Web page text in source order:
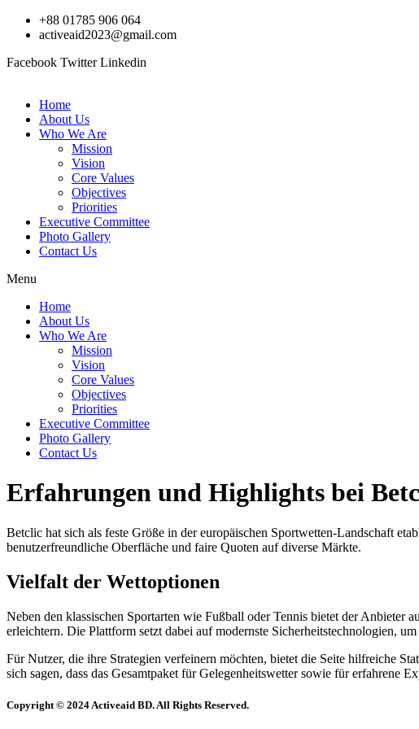
Skip
+88 01785 906 064
activeaid2023@gmail.com
Facebook Twitter Linkedin
Home
About Us
Who We Are
Mission
Vision
Core Values
Objectives
Priorities
Executive Committee
Photo Gallery
Contact Us
Menu
Home
About Us
Who We Are
Mission
Vision
Core Values
Objectives
Priorities
Executive Committee
Photo Gallery
Contact Us
Erfahrungen und Highlights bei
Betclic hat sich als feste Größe in der europäischen Sportwetten-Landschaft
benutzerfreundliche Oberfläche und faire Quoten auf diverse Märkte.
Vielfalt der Wettoptionen
Neben den klassischen Sportarten wie Fußball oder Tennis bietet der
erleichtern. Die Plattform setzt dabei auf modernste Sicherheitstechnologien,
Für Nutzer, die ihre Strategien verfeinern möchten, bietet die Seite hilfreiche
sich sagen, dass das Gesamtpaket für Gelegenheitswetter sowie für erfahrene
Copyright © 2024 Activeaid BD. All Rights Reserved.